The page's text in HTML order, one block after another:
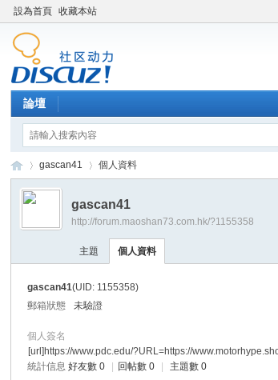
設為首頁 收藏本站
論壇
›
gascan41 個人資料
gascan41
http://forum.maoshan73.com.hk/?1155358
主題 個人資料
gascan41(UID: 1155358)
郵箱狀態
未驗證
個人簽名
[url]https://www.pdc.edu/?URL=https://
統計信息 好友數 0 回帖數 0 主題數 0